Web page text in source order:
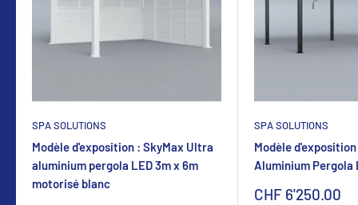
SPA SOLUTIONS
Modèle d'exposition : SkyMax Ultra
aluminium pergola LED 3m x 6m
motorisé blanc
SPA SOLUTIONS
Modèle
Aluminium Pergola
Sonderpreis
CHF 6'250.00